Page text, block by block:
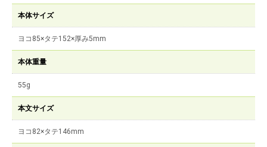
本体サイズ
ヨコ85×タテ152×厚み5mm
本体重量
55g
本文サイズ
ヨコ82×タテ146mm